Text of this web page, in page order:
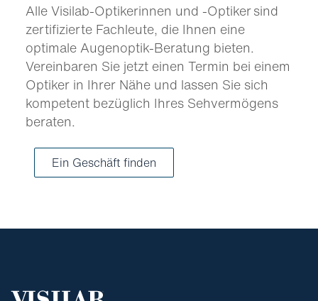
Alle Visilab-Optikerinnen und -Optiker sind
zertifizierte Fachleute, die Ihnen eine
optimale Augenoptik-Beratung bieten.
Vereinbaren Sie jetzt einen Termin bei einem
Optiker in Ihrer Nähe und lassen Sie sich
kompetent bezüglich Ihres Sehvermögens
beraten.
Ein Geschäft finden